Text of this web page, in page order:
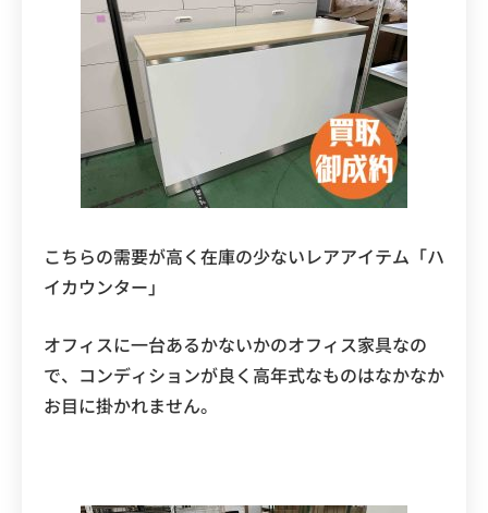
こちらの需要が高く在庫の少ないレアアイテム「ハ
イカウンター」
オフィスに一台あるかないかのオフィス家具なの
で、コンディションが良く高年式なものはなかなか
お目に掛かれません。